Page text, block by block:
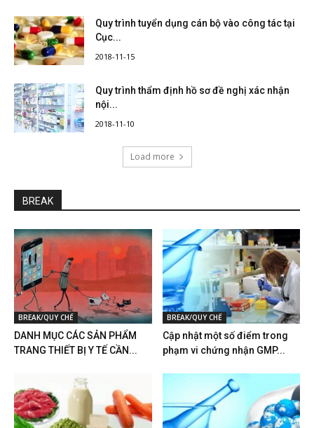
Quy trình tuyển dụng cán bộ vào công tác tại
Cục...
2018-11-15
Quy trình thẩm định hồ sơ đề nghị xác nhận
nội...
2018-11-10
Load more
BREAK
BREAK/QUY CHẾ
DANH MỤC CÁC SẢN PHẨM
TRANG THIẾT BỊ Y TẾ CẦN...
BREAK/QUY CHẾ
Cập nhật một số điểm trong
phạm vi chứng nhận GMP...